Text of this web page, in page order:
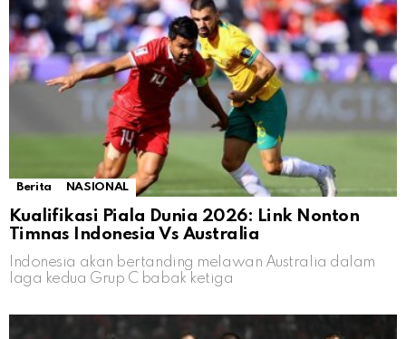
Berita NASIONAL
Kualifikasi Piala Dunia 2026: Link Nonton
Timnas Indonesia Vs Australia
Indonesia akan bertanding melawan Australia dalam
laga kedua Grup C babak ketiga